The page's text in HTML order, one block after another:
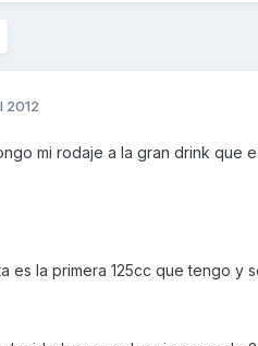
2012
mi rodaje a la gran drink que
es la primera 125cc que tengo y